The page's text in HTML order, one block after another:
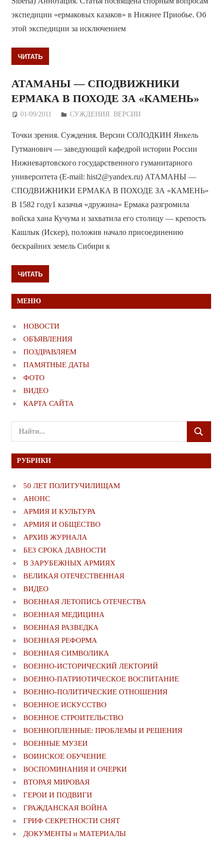
экспедиции «ермаковых казаков» в Нижнее Приобье. Об
этой экспедиции за исключением
ЧИТАТЬ
АТАМАНЫ — СПОДВИЖНИКИ
ЕРМАКА В ПОХОДЕ ЗА «КАМЕНЬ»
01/09/2011 Дежурный по Редакции
СУЖДЕНИЯ. ВЕРСИИ
Точки зрения. Суждения. Версии СОЛОДКИН Янкель
Гутманович — заведующий кафедрой истории России
Нижневартовского государственного гуманитарного
университета (E-mail: hist2@yandex.ru) АТАМАНЫ —
СПОДВИЖНИКИ ЕРМАКА В ПОХОДЕ ЗА «КАМЕНЬ»
В 1582 году1 казачья «дружина» Ермака разгромила
войска хана Кучума и захватила его столицу — крепость
Кашлык (Искер), положив начало присоединению
бескрайних земель Сибири к
ЧИТАТЬ
МЕНЮ
НОВОСТИ
ОБЪЯВЛЕНИЯ
ПОЗДРАВЛЯЕМ
ПАМЯТНЫЕ ДАТЫ
ФОТО
ВИДЕО
КАРТА САЙТА
Поиск
для:
ПОИСК
РУБРИКИ
50 ЛЕТ ПОЛИТУЧИЛИЩАМ
АНОНС
АРМИЯ И КУЛЬТУРА
АРМИЯ И ОБЩЕСТВО
АРХИВ ЖУРНАЛА
БЕЗ СРОКА ДАВНОСТИ
В ЗАРУБЕЖНЫХ АРМИЯХ
ВЕЛИКАЯ ОТЕЧЕСТВЕННАЯ
ВИДЕО
ВОЕННАЯ ЛЕТОПИСЬ ОТЕЧЕСТВА
ВОЕННАЯ МЕДИЦИНА
ВОЕННАЯ РАЗВЕДКА
ВОЕННАЯ РЕФОРМА
ВОЕННАЯ СИМВОЛИКА
ВОЕННО-ИСТОРИЧЕСКИЙ ЛЕКТОРИЙ
ВОЕННО-ПАТРИОТИЧЕСКОЕ ВОСПИТАНИЕ
ВОЕННО-ПОЛИТИЧЕСКИE ОТНОШЕНИЯ
ВОЕННОЕ ИСКУССТВО
ВОЕННОЕ СТРОИТЕЛЬСТВО
ВОЕННОПЛЕННЫЕ: ПРОБЛЕМЫ И РЕШЕНИЯ
ВОЕННЫЕ МУЗЕИ
ВОИНСКОЕ ОБУЧЕНИЕ
ВОСПОМИНАНИЯ И ОЧЕРКИ
ВТОРАЯ МИРОВАЯ
ГЕРОИ И ПОДВИГИ
ГРАЖДАНСКАЯ ВОЙНА
ГРИФ СЕКРЕТНОСТИ СНЯТ
ДОКУМЕНТЫ и МАТЕРИАЛЫ